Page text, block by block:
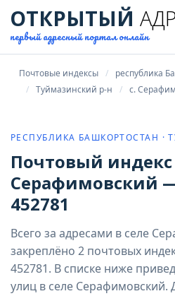
ОТКРЫТЫЙ
первый адресный портал онлайн
Почтовые индексы
республика
Туймазинский р-н
с.
РЕСПУБЛИКА БАШКОРТОСТАН ·
Почтовый индекс
Серафимовский
452781
Всего за адресами в селе
закреплёно 2 почтовых
452781. В списке ниже
улиц в селе Серафимовский.